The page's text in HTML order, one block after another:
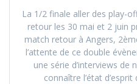
La 1/2 finale aller des play-
retour les 30 mai et 2 juin
match retour à Angers,
l’attente de ce double
une série d’interviews de
connaître l’état